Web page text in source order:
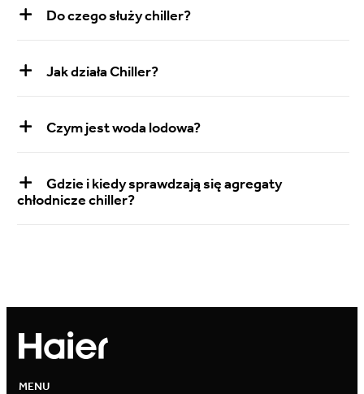
Do czego służy chiller?
Jak działa Chiller?
Czym jest woda lodowa?
Gdzie i kiedy sprawdzają się agregaty
chłodnicze chiller?
MENU